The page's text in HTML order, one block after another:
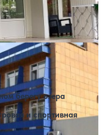
берегу озера
и спортивная
выбранные даты